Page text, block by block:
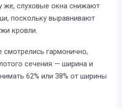
слуховые окна снижают
поскольку выравнивают
кровли.
гармонично,
сечения — ширина и
62% или 38% от ширины